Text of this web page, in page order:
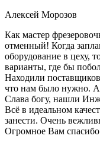
Алексей Морозов
Как мастер
отменный! Когда
оборудование в цеху,
варианты, где бы
Находили
что нам было нужно. А
Слава богу, нашли
Всё в идеальном
занести. Очень
Огромное Вам